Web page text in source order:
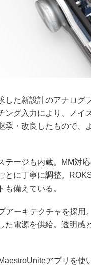
した新設計のアナログ
ング入力により、ノイ
承・改良したもので、
テージも内蔵。MM対
とに丁寧に調整。
も備えている。
アーキテクチャを採用
た電源を供給。透明感
アプリを使